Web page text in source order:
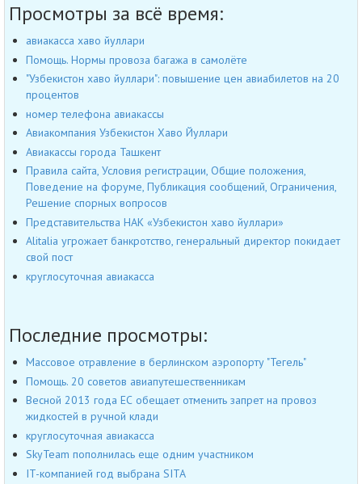
Просмотры за всё время:
авиакасса хаво йуллари
Помощь. Нормы провоза багажа в самолёте
"Узбекистон хаво йуллари": повышение цен авиабилетов на 20
процентов
номер телефона авиакассы
Авиакомпания Узбекистон Хаво Йуллари
Авиакассы города Ташкент
Правила сайта, Условия регистрации, Общие положения,
Поведение на форуме, Публикация сообщений, Ограничения,
Решение спорных вопросов
Представительства НАК «Узбекистон хаво йуллари»
Alitalia угрожает банкротство, генеральный директор покидает
свой пост
круглосуточная авиакасса
Последние просмотры:
Массовое отравление в берлинском аэропорту "Тегель"
Помощь. 20 советов авиапутешественникам
Весной 2013 года ЕС обещает отменить запрет на провоз
жидкостей в ручной клади
круглосуточная авиакасса
SkyTeam пополнилась еще одним участником
IT-компанией год выбрана SITA